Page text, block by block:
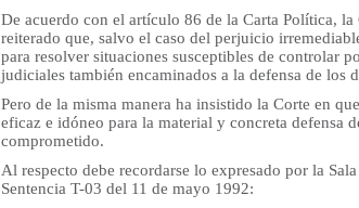
De acuerdo con el artículo 86 de la Carta Política,
reiterado que, salvo el caso del perjuicio
para resolver situaciones susceptibles de controlar
judiciales también encaminados a la defensa de los
Pero de la misma manera ha insistido la Corte en
eficaz e idóneo para la material y concreta defensa
comprometido.
Al respecto debe recordarse lo expresado por la
Sentencia T-03 del 11 de mayo 1992: